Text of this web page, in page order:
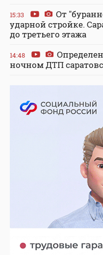
15:33
От
ударной стройке.
до третьего этажа
14:48
ночном ДТП